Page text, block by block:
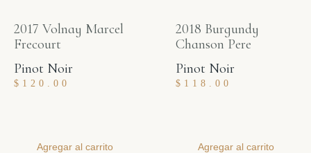
2017 Volnay Marcel
Frecourt
Pinot Noir
$ 120.00
Agregar al carrito
2018 Burgundy
Chanson Pere
Pinot Noir
$ 118.00
Agregar al carrito